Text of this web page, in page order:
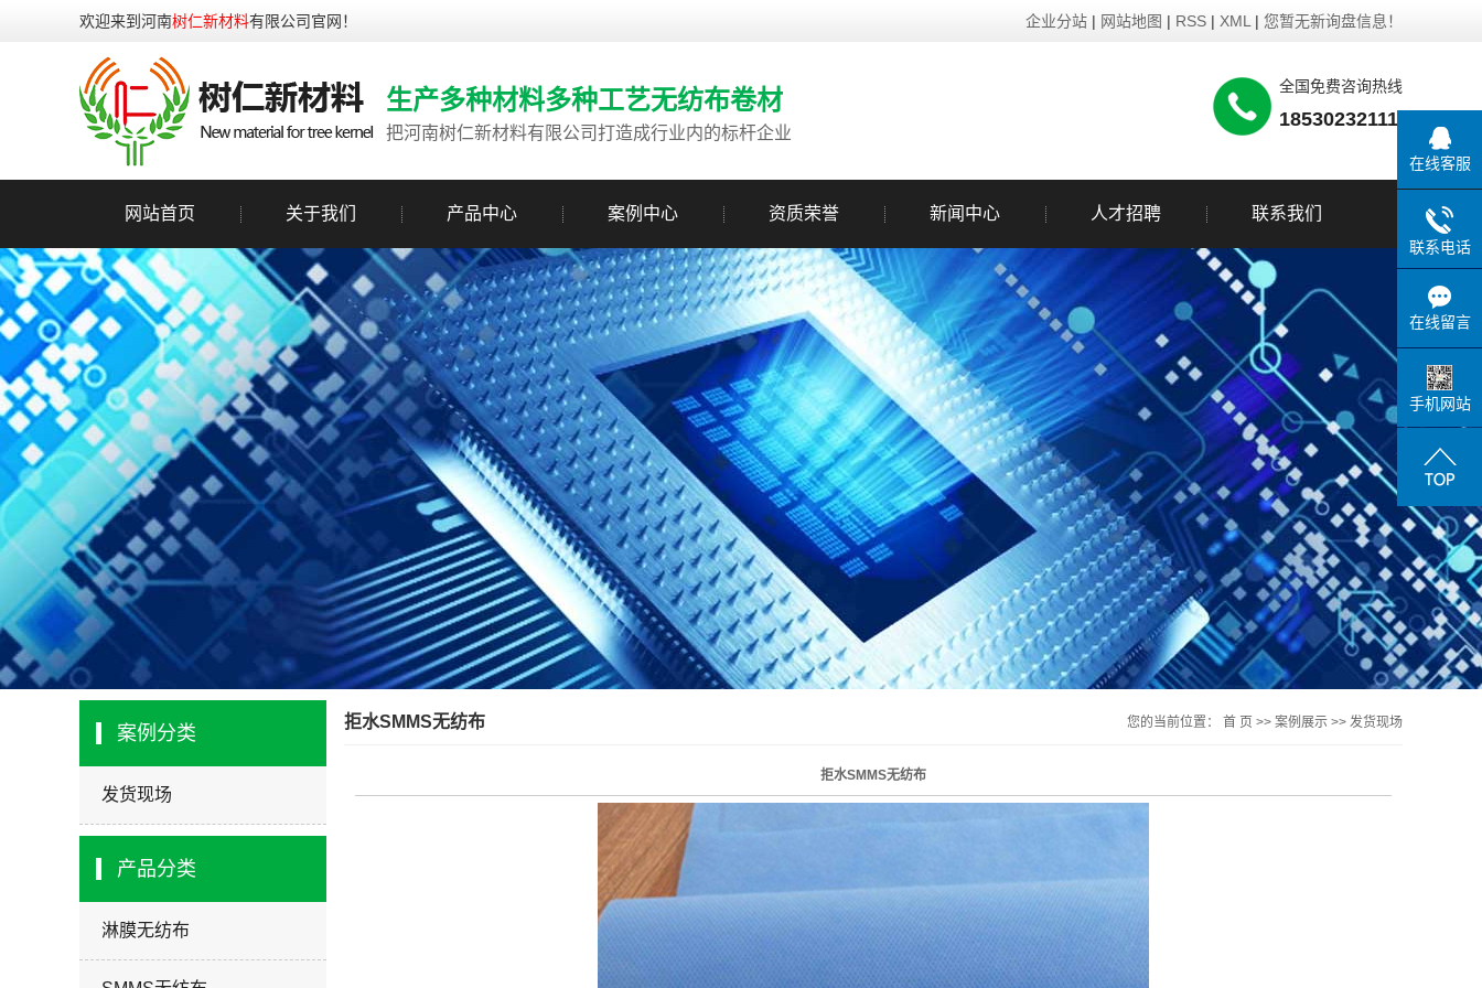
欢迎来到河南树仁新材料有限公司官网！ 企业分站 | 网站地图 | RSS | XML | 您暂无新询盘信息！
生产多种材料多种工艺无纺布卷材
把河南树仁新材料有限公司打造成行业内的标杆企业
全国免费咨询热线
18530232111
网站首页 关于我们
公司简介
实力展示
荣誉证书
生产设备
产品中心 案例中心 资质荣誉 新闻中心
公司新闻
行业新闻
常用问题
人才招聘 联系我们
案例分类
发货现场
产品分类
淋膜无纺布
拒水SMMS无纺布 您的当前位置： 首 页 >> 案例展示 >> 发货现场
拒水SMMS无纺布
在线客服
联系电话
在线留言
手机网站